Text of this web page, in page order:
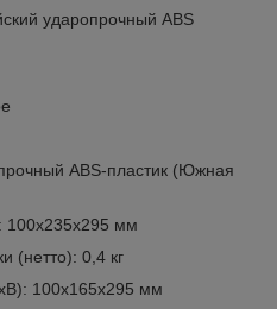
ударопрочный ABS
ABS-пластик (Южная
100x235x295 мм
(нетто): 0,4 кг
100х165х295 мм